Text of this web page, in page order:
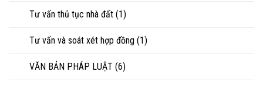
Tư vấn thủ tục nhà đất (1)
Tư vấn và soát xét hợp đồng (1)
VĂN BẢN PHÁP LUẬT (6)